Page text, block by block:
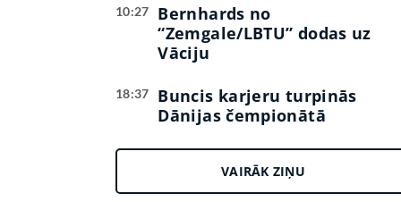
10:27
Bernhards no
“Zemgale/LBTU” dodas uz
Vāciju
18:37
Buncis karjeru turpinās
Dānijas čempionātā
VAIRĀK ZIŅU